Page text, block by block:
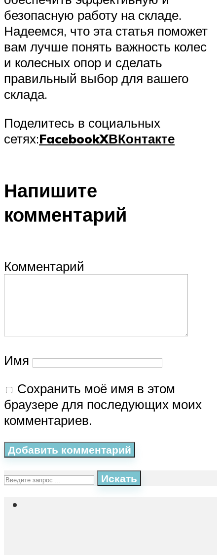
безопасную работу на складе.
Надеемся, что эта статья поможет
вам лучше понять важность колес
и колесных опор и сделать
правильный выбор для вашего
склада.
Поделитесь в социальных
сетях:FacebookXВКонтакте
Напишите
комментарий
Комментарий
Имя
Сохранить моё имя в этом
браузере для последующих моих
комментариев.
Искать